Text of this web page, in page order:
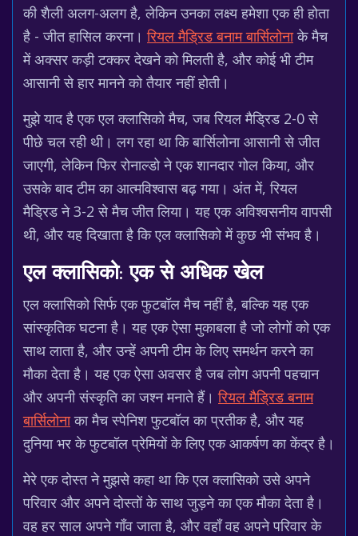
की शैली अलग-अलग है, लेकिन उनका लक्ष्य हमेशा एक ही होता
है - जीत हासिल करना।रियल मैड्रिड बनाम बार्सिलोनाके मैच
में अक्सर कड़ी टक्कर देखने को मिलती है, और कोई भी टीम
आसानी से हार मानने को तैयार नहीं होती।
मुझे याद है एक एल क्लासिको मैच, जब रियल मैड्रिड 2-0 से
पीछे चल रही थी। लग रहा था कि बार्सिलोना आसानी से जीत
जाएगी, लेकिन फिर रोनाल्डो ने एक शानदार गोल किया, और
उसके बाद टीम का आत्मविश्वास बढ़ गया। अंत में, रियल
मैड्रिड ने 3-2 से मैच जीत लिया। यह एक अविश्वसनीय वापसी
थी, और यह दिखाता है कि एल क्लासिको में कुछ भी संभव है।
एल क्लासिको: एक से अधिक खेल
एल क्लासिको सिर्फ एक फुटबॉल मैच नहीं है, बल्कि यह एक
सांस्कृतिक घटना है। यह एक ऐसा मुकाबला है जो लोगों को एक
साथ लाता है, और उन्हें अपनी टीम के लिए समर्थन करने का
मौका देता है। यह एक ऐसा अवसर है जब लोग अपनी पहचान
और अपनी संस्कृति का जश्न मनाते हैं।रियल मैड्रिड बनाम
बार्सिलोनाका मैच स्पेनिश फुटबॉल का प्रतीक है, और यह
दुनिया भर के फुटबॉल प्रेमियों के लिए एक आकर्षण का केंद्र है।
मेरे एक दोस्त ने मुझसे कहा था कि एल क्लासिको उसे अपने
परिवार और अपने दोस्तों के साथ जुड़ने का एक मौका देता है।
वह हर साल अपने गाँव जाता है, और वहाँ वह अपने परिवार के